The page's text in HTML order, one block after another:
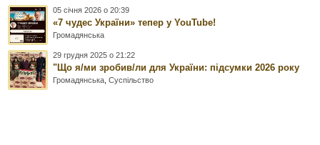
05 січня 2026 о 20:39
«7 чудес України» тепер у YouTube!
Громадянська
29 грудня 2025 о 21:22
"Що я/ми зробив/ли для України: підсумки 2026 року
Громадянська ,Суспільство